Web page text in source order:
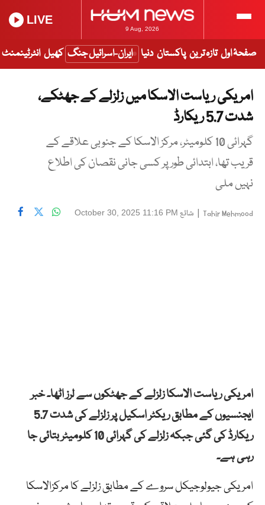
9 Aug, 2026
LIVE
صفحۂ اول تازہ ترین پاکستان دنیا ایران-اسرائیل جنگ کھیل انٹرٹینمنٹ
امریکی ریاست الاسکا میں زلزلے کے جھٹکے،
شدت 5.7 ریکارڈ
گہرائی 10 کلومیٹر، مرکز الاسکا کے جنوبی علاقے کے
قریب تھا، ابتدائی طور پر کسی جانی نقصان کی اطلاع
نہیں ملی
Tahir Mehmood
| شائع October 30, 2025 11:16 PM
امریکی ریاست الاسکا زلزلے کے جھٹکوں سے لرز اٹھا۔ خبر
ایجنسیوں کے مطابق ریکٹر اسکیل پر زلزلے کی شدت 5.7
ریکارڈ کی گئی جبکہ زلزلے کی گہرائی 10 کلومیٹر بتائی جا
رہی ہے۔
امریکی جیولوجیکل سروے کے مطابق زلزلے کا مرکزالاسکا